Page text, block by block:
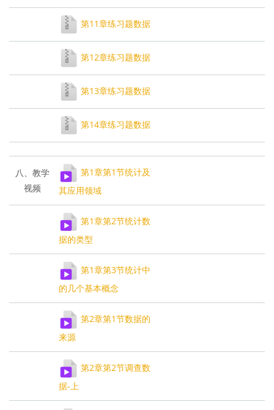
第11章练习题数据
第12章练习题数据
第13章练习题数据
第14章练习题数据
八、教学
视频
第1章第1节统计及
其应用领域
第1章第2节统计数
据的类型
第1章第3节统计中
的几个基本概念
第2章第1节数据的
来源
第2章第2节调查数
据-上